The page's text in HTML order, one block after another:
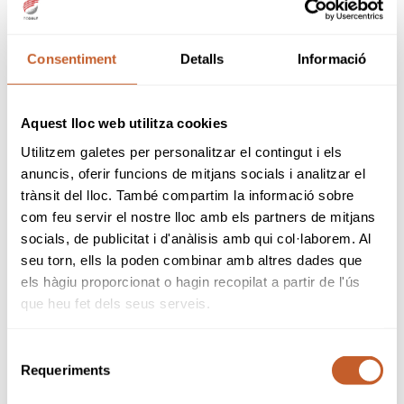
Consentiment Detalls Informació
Aquest lloc web utilitza cookies
Utilitzem galetes per personalitzar el contingut i els
anuncis, oferir funcions de mitjans socials i analitzar el
trànsit del lloc. També compartim la informació sobre
com feu servir el nostre lloc amb els partners de mitjans
socials, de publicitat i d'anàlisis amb qui col·laborem. Al
seu torn, ells la poden combinar amb altres dades que
els hàgiu proporcionat o hagin recopilat a partir de l'ús
que heu fet dels seus serveis.
Requeriments
todos los derechos de propiedad intelectual e
industrial de su página web, así como de los
enunciativo, imágenes, sonido, audio, vídeo,
programas de ordenador necesarios para su
funcionamiento, acceso y uso, etc.)..
Todos los derechos reservados. En virtud de lo
dispuesto en los artículos 8 y 32.1, párrafo
segundo, de la Ley de Propiedad Intelectual,
quedan expresamente prohibidas la
reproducción, la distribución y la
comunicación pública, incluida su modalidad
de puesta a disposición, de la totalidad o
parte de los contenidos de esta página web,
con fines comerciales, en cualquier soporte y
El USUARIO se compromete a respetar los
derechos de Propiedad Intelectual e Industrial